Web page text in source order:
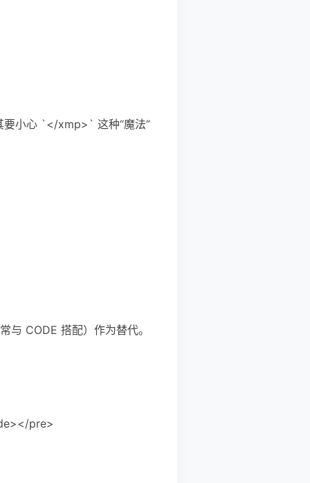
要小心 `</xmp>` 这种“魔法”
CODE 搭配）作为替代。
pre>